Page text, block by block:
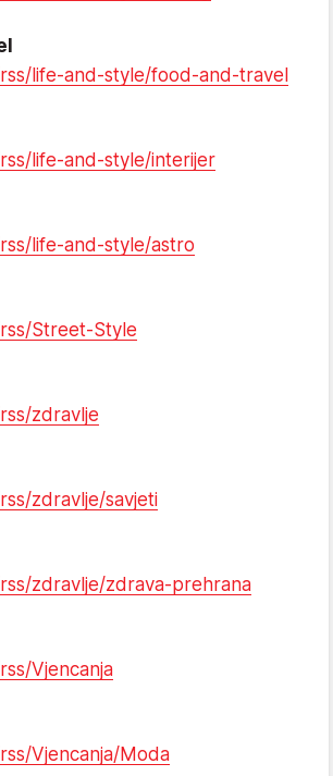
life-and-style/food-and-travel
life-and-style/interijer
life-and-style/astro
Street-Style
zdravlje
zdravlje/savjeti
zdravlje/zdrava-prehrana
Vjencanja
Vjencanja/Moda